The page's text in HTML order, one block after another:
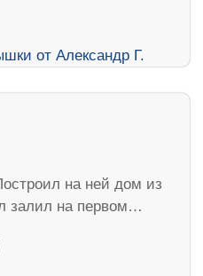
на ней дом из
залил на первом…